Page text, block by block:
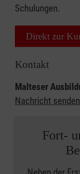
Schulungen.
Direkt zur
Kontakt
Malteser
Nachricht senden
Fort-